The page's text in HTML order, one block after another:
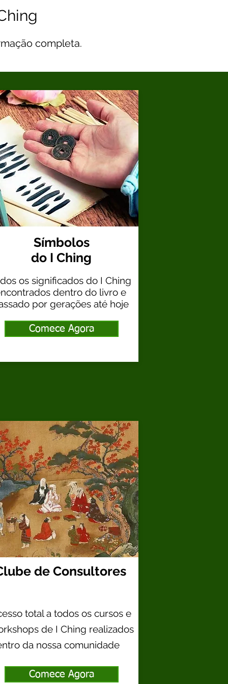
completa.
Símbolos
do I Ching
os significados do I Ching
dentro do livro e
por gerações até hoje
Comece Agora
de Consultores
total a todos os cursos e
de I Ching realizados
da nossa comunidade
Comece Agora